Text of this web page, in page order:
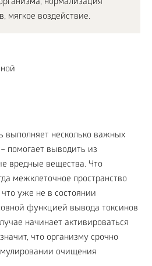
нормализация
мягкое воздействие.
выполняет несколько важных
помогает выводить из
вредные вещества. Что
межклеточное пространство
что уже не в состоянии
функцией вывода токсинов
начинает активироваться
что организму срочно
очищения